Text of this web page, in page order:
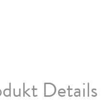
Details